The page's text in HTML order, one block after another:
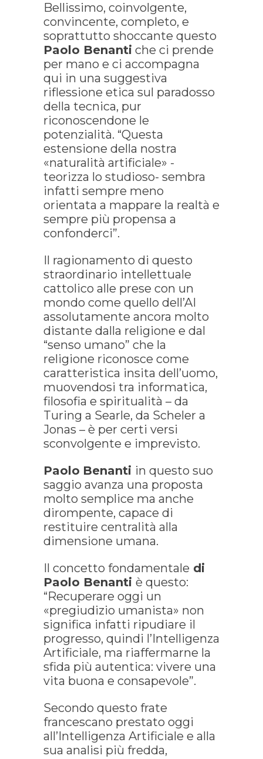
Bellissimo, coinvolgente,
convincente, completo, e
soprattutto shoccante questo
Paolo Benanti che ci prende
per mano e ci accompagna
qui in una suggestiva
riflessione etica sul paradosso
della tecnica, pur
riconoscendone le
potenzialità. “Questa
estensione della nostra
«naturalità artificiale» -
teorizza lo studioso- sembra
infatti sempre meno
orientata a mappare la realtà e
sempre più propensa a
confonderci”.
Il ragionamento di questo
straordinario intellettuale
cattolico alle prese con un
mondo come quello dell’AI
assolutamente ancora molto
distante dalla religione e dal
“senso umano” che la
religione riconosce come
caratteristica insita dell’uomo,
muovendosi tra informatica,
filosofia e spiritualità – da
Turing a Searle, da Scheler a
Jonas – è per certi versi
sconvolgente e imprevisto.
Paolo Benanti in questo suo
saggio avanza una proposta
molto semplice ma anche
dirompente, capace di
restituire centralità alla
dimensione umana.
Il concetto fondamentale di
Paolo Benanti è questo:
“Recuperare oggi un
«pregiudizio umanista» non
significa infatti ripudiare il
progresso, quindi l’Intelligenza
Artificiale, ma riaffermarne la
sfida più autentica: vivere una
vita buona e consapevole”.
Secondo questo frate
francescano prestato oggi
all’Intelligenza Artificiale e alla
sua analisi più fredda,